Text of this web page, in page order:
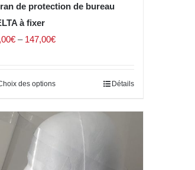
de protection de bureau
à fixer
€– 147,00€
des options Détails